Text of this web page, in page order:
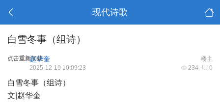
现代诗歌
白雪冬事（组诗）
点击重新加载 楼主
赵华奎
234 0
2025-12-19 10:09:23
白雪冬事（组诗）
文|赵华奎